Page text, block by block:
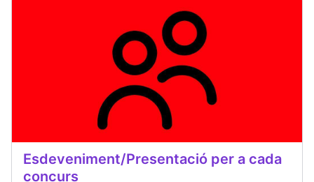
Esdeveniment/Presentació per a cada
concurs